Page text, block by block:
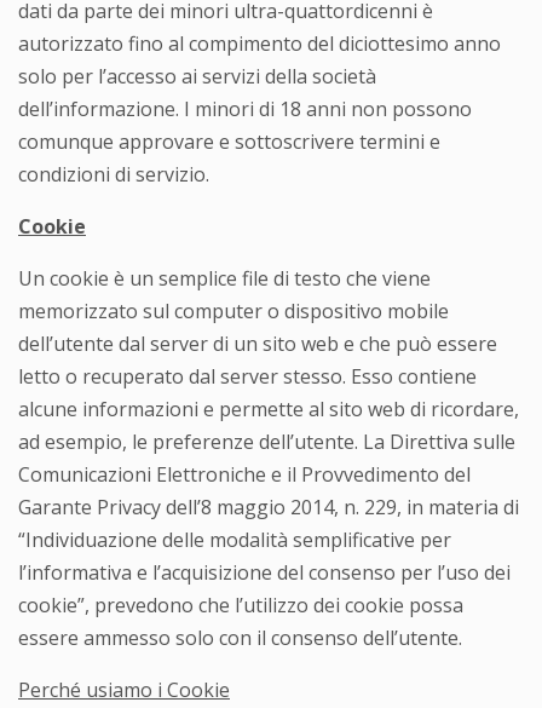
dati da parte dei minori ultra-quattordicenni è
autorizzato fino al compimento del diciottesimo anno
solo per l’accesso ai servizi della società
dell’informazione. I minori di 18 anni non possono
comunque approvare e sottoscrivere termini e
condizioni di servizio.
Cookie
Un cookie è un semplice file di testo che viene
memorizzato sul computer o dispositivo mobile
dell’utente dal server di un sito web e che può essere
letto o recuperato dal server stesso. Esso contiene
alcune informazioni e permette al sito web di ricordare,
ad esempio, le preferenze dell’utente. La Direttiva sulle
Comunicazioni Elettroniche e il Provvedimento del
Garante Privacy dell’8 maggio 2014, n. 229, in materia di
“Individuazione delle modalità semplificative per
l’informativa e l’acquisizione del consenso per l’uso dei
cookie”, prevedono che l’utilizzo dei cookie possa
essere ammesso solo con il consenso dell’utente.
Perché usiamo i Cookie